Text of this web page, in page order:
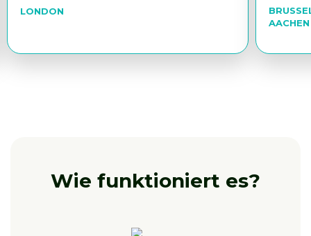
LONDON
AACHEN
Wie funktioniert es?